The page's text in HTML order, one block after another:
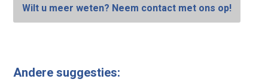
Wilt u meer weten? Neem contact met ons op!
Andere suggesties: